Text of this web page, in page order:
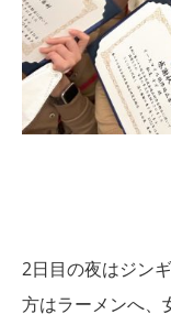
2日目の夜はジン
方はラーメンへ、